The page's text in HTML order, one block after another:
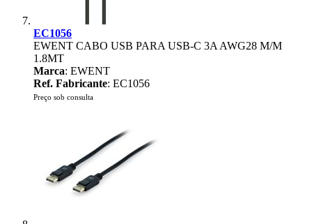
EC1056
EWENT CABO USB PARA USB-C 3A AWG28 M/M
1.8MT
Marca: EWENT
Ref. Fabricante: EC1056
Preço sob consulta